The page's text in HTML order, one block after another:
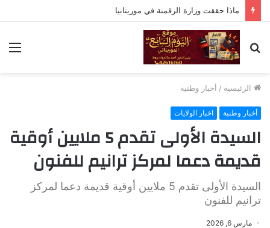
ماذا حققت وزارة الرقمنة في موريتانيا
بحث
عن
الرئيسية / أخبار وطنية
أخبار وطنية اخبار الولايات
السيدة الأولى تقدم 5 ملايين أوقية
قديمة دعما لمركز ترانيم للفنون
السيدة الأولى تقدم 5 ملايين أوقية قديمة دعما لمركز
ترانيم للفنون
مارس 6, 2026